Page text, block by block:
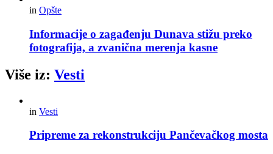
in Opšte
Informacije o zagađenju Dunava stižu preko
fotografija, a zvanična merenja kasne
Više iz: Vesti
in Vesti
Pripreme za rekonstrukciju Pančevačkog mosta